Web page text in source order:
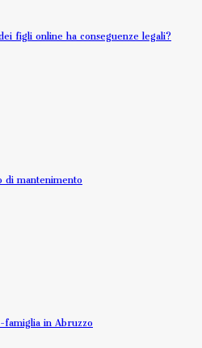
figli online ha conseguenze legali?
di mantenimento
famiglia in Abruzzo